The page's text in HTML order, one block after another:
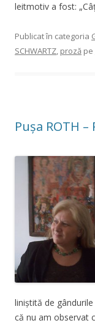
leitmotiv a fost:
Publicat în categoria
SCHWARTZ, proză pe
Pușa ROTH
liniştită de
că nu am observat